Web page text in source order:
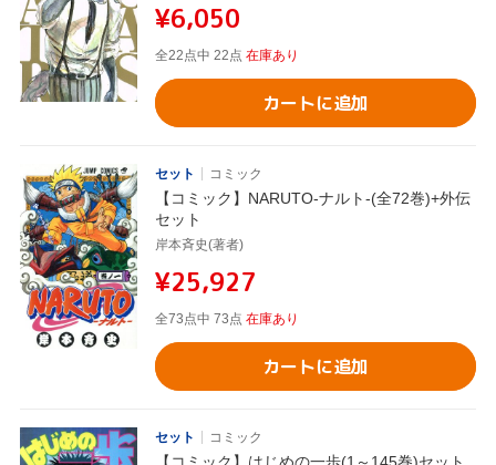
¥6,050
全22点中 22点 在庫あり
カートに追加
セット コミック
【コミック】NARUTO-ナルト-(全72巻)+外伝
セット
岸本斉史(著者)
¥25,927
全73点中 73点 在庫あり
カートに追加
セット コミック